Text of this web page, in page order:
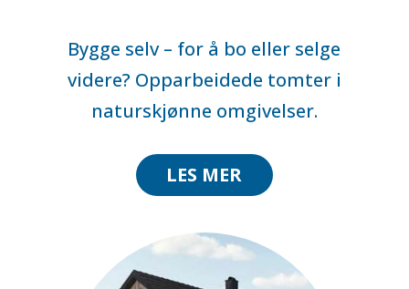
Bygge selv – for å bo eller selge
videre? Opparbeidede tomter i
naturskjønne omgivelser.
LES MER